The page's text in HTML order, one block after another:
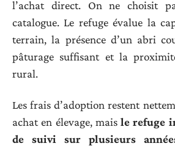
l’achat direct. On ne choisit
catalogue. Le refuge évalue la
terrain, la présence d’un abri
pâturage suffisant et la
rural.
Les frais d’adoption restent
achat en élevage, mais le refuge
de suivi sur plusieurs